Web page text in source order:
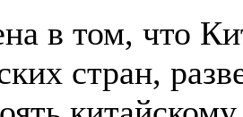
в том, что
стран,